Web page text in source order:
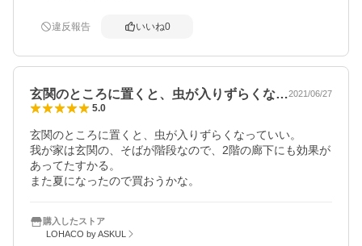
違反報告 いいね0
玄関のところに置くと、虫が入りずらくな…2021/06/27
5.0
玄関のところに置くと、虫が入りずらくなっていい。
我が家は玄関の、そばが階段なので、2階の廊下にも効果が
あってたすかる。
また夏になったので買おうかな。
購入したストア
LOHACO by ASKUL